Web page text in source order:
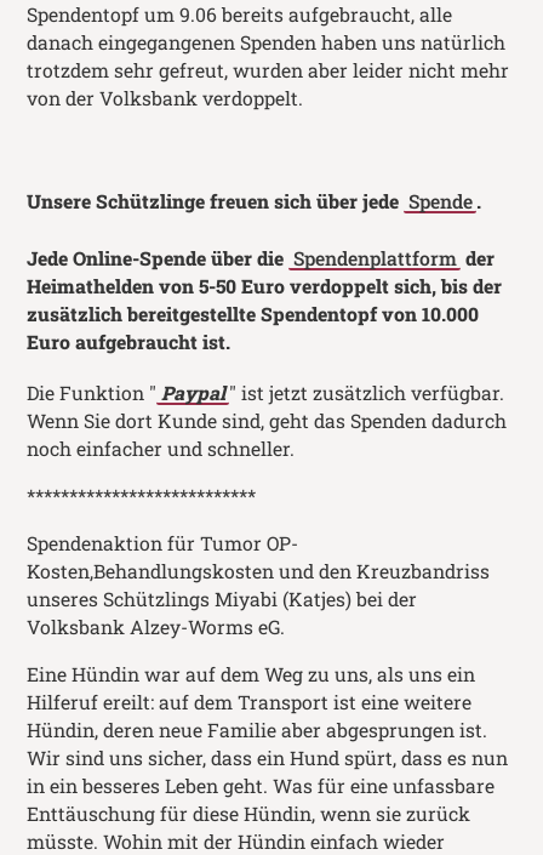
Spendentopf um 9.06 bereits aufgebraucht, alle
danach eingegangenen Spenden haben uns natürlich
trotzdem sehr gefreut, wurden aber leider nicht mehr
von der Volksbank verdoppelt.
Unsere Schützlinge freuen sich über jede Spende .
Jede Online-Spende über die Spendenplattform der
Heimathelden von 5-50 Euro verdoppelt sich, bis der
zusätzlich bereitgestellte Spendentopf von 10.000
Euro aufgebraucht ist.
Die Funktion " Paypal " ist jetzt zusätzlich verfügbar.
Wenn Sie dort Kunde sind, geht das Spenden dadurch
noch einfacher und schneller.
***************************
Spendenaktion für Tumor OP-
Kosten,Behandlungskosten und den Kreuzbandriss
unseres Schützlings Miyabi (Katjes) bei der
Volksbank Alzey-Worms eG.
Eine Hündin war auf dem Weg zu uns, als uns ein
Hilferuf ereilt: auf dem Transport ist eine weitere
Hündin, deren neue Familie aber abgesprungen ist.
Wir sind uns sicher, dass ein Hund spürt, dass es nun
in ein besseres Leben geht. Was für eine unfassbare
Enttäuschung für diese Hündin, wenn sie zurück
müsste. Wohin mit der Hündin einfach wieder